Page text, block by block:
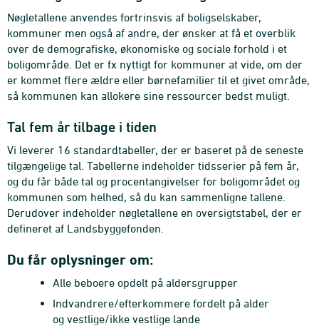
Nøgletallene anvendes fortrinsvis af boligselskaber,
kommuner men også af andre, der ønsker at få et overblik
over de demografiske, økonomiske og sociale forhold i et
boligområde. Det er fx nyttigt for kommuner at vide, om der
er kommet flere ældre eller børnefamilier til et givet område,
så kommunen kan allokere sine ressourcer bedst muligt.
Tal fem år tilbage i tiden
Vi leverer 16 standardtabeller, der er baseret på de seneste
tilgængelige tal. Tabellerne indeholder tidsserier på fem år,
og du får både tal og procentangivelser for boligområdet og
kommunen som helhed, så du kan sammenligne tallene.
Derudover indeholder nøgletallene en oversigtstabel, der er
defineret af Landsbyggefonden.
Du får oplysninger om:
Alle beboere opdelt på aldersgrupper
Indvandrere/efterkommere fordelt på alder
og vestlige/ikke vestlige lande